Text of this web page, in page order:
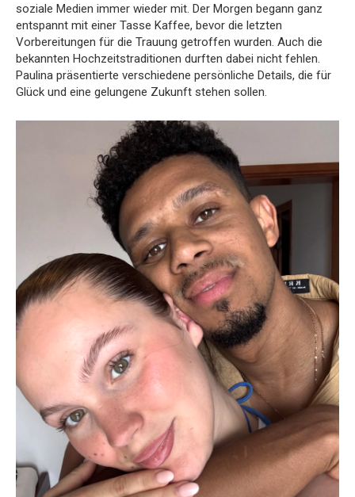
soziale Medien immer wieder mit. Der Morgen begann ganz
entspannt mit einer Tasse Kaffee, bevor die letzten
Vorbereitungen für die Trauung getroffen wurden. Auch die
bekannten Hochzeitstraditionen durften dabei nicht fehlen.
Paulina präsentierte verschiedene persönliche Details, die für
Glück und eine gelungene Zukunft stehen sollen.